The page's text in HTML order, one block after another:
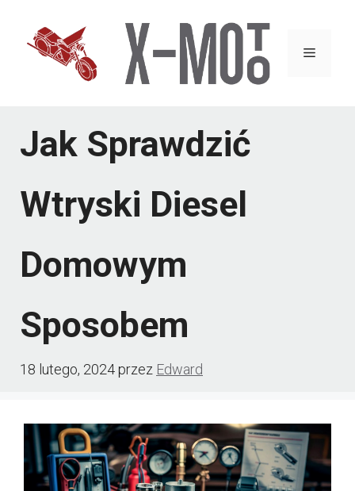
Menu
Jak Sprawdzić
Wtryski Diesel
Domowym
Sposobem
18 lutego, 2024przez Edward